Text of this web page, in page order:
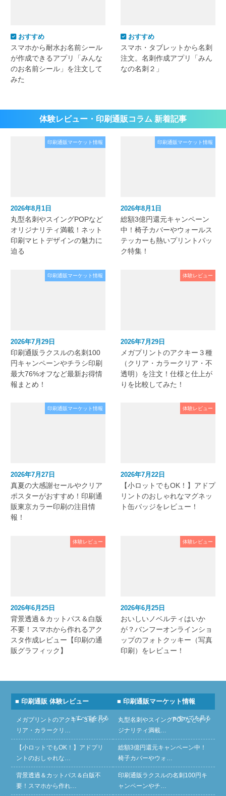
おすすめ
スマホから耐水お名前シール
が作成できるアプリ「みんな
のお名前シール」を注文して
みた
おすすめ
スマホ・タブレットから名刺
注文。名刺作成アプリ「みん
なの名刺２」
体験レビュー・印刷通販コラム 新着記事
印刷通販マーケット情報
2026年8月1日
丸型名刺やスイングPOPなど
オリジナリティ満載！ネット
印刷マヒトデザインの魅力に
迫る
印刷通販マーケット情報
2026年8月1日
総額3億円還元キャンペーン
中！椅子カバーやウォールス
テッカーも熱いプリントパッ
ク特集！
印刷通販マーケット情報
2026年7月29日
印刷通販ラクスルの名刺100
円キャンペーンやチラシ印刷
最大76%オフなど最新お得情
報まとめ！
体験レビュー
2026年7月29日
メガプリントのアクキー３種
（クリア・カラークリア・不
透明）を注文！仕様と仕上が
りを比較してみた！
印刷通販マーケット情報
2026年7月27日
真夏の大感謝セールやクリア
ポスターがおすすめ！印刷通
販東京カラー印刷の注目情
報！
体験レビュー
2026年7月22日
【小ロットでもOK！】アドプ
リントのおしゃれなマグネッ
ト缶バッジをレビュー！
体験レビュー
2026年6月25日
背景透過＆カットパス＆白版
不要！スマホから作れるアク
スタ作成レビュー【印刷の通
販グラフィック】
体験レビュー
2026年6月25日
おいしいノベルティはいか
が？バンフーオンラインショ
ップのフォトクッキー（写真
印刷）をレビュー！
■ 印刷通販 体験レビュー
» すべてを見る
メガプリントのアクキー３種（ク
リア・カラークリ…
【小ロットでもOK！】アドプリ
ントのおしゃれな…
背景透過＆カットパス＆白版不
要！スマホから作れ…
■ 印刷通販マーケット情報
» すべてを見る
丸型名刺やスイングPOPなどオリ
ジナリティ満載…
総額3億円還元キャンペーン中！
椅子カバーやウォ…
印刷通販ラクスルの名刺100円キ
ャンペーンやチ…